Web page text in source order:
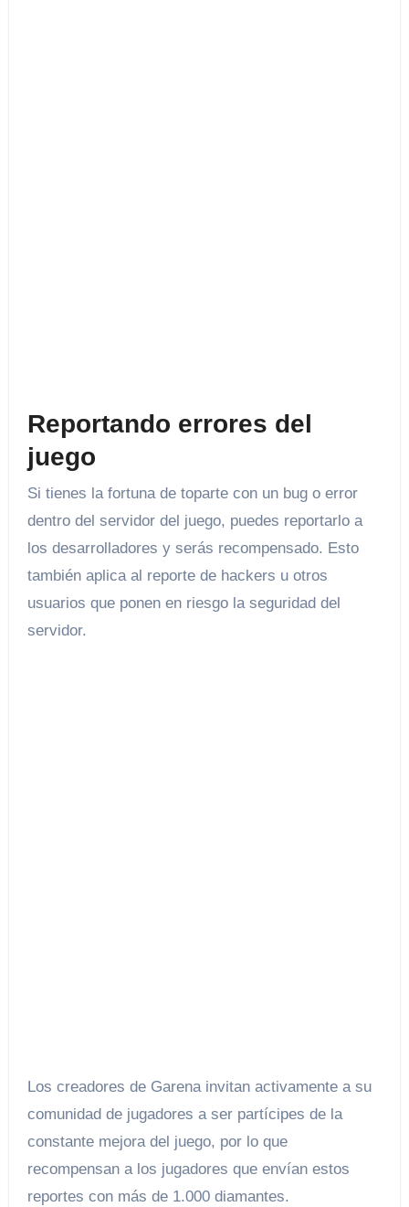
Reportando errores del
juego
Si tienes la fortuna de toparte con un bug o error
dentro del servidor del juego, puedes reportarlo a
los desarrolladores y serás recompensado. Esto
también aplica al reporte de hackers u otros
usuarios que ponen en riesgo la seguridad del
servidor.
Los creadores de Garena invitan activamente a su
comunidad de jugadores a ser partícipes de la
constante mejora del juego, por lo que
recompensan a los jugadores que envían estos
reportes con más de 1.000 diamantes.